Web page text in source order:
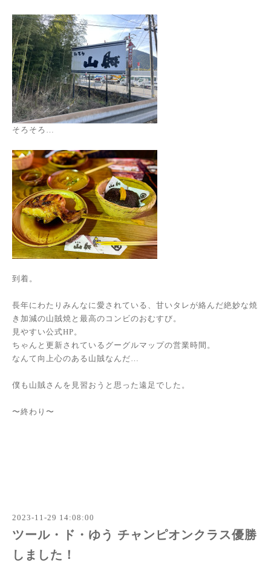
そろそろ…
到着。
長年にわたりみんなに愛されている、甘いタレが絡んだ絶妙な焼
き加減の山賊焼と最高のコンビのおむすび。
見やすい公式HP。
ちゃんと更新されているグーグルマップの営業時間。
なんて向上心のある山賊なんだ…
僕も山賊さんを見習おうと思った遠足でした。
〜終わり〜
2023-11-29 14:08:00
ツール・ド・ゆう チャンピオンクラス優勝
しました！